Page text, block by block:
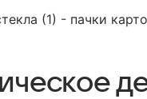
(1) - пачки